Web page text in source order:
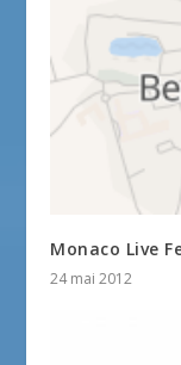
Monaco Live
24 mai 2012